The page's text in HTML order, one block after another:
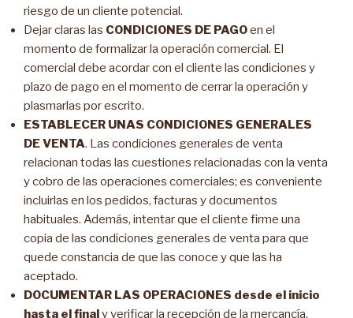
riesgo de un cliente potencial.
Dejar claras las CONDICIONES DE PAGOen el
momento de formalizar la operación comercial. El
comercial debe acordar con el cliente las condiciones y
plazo de pago en el momento de cerrar la operación y
plasmarlas por escrito.
ESTABLECER UNAS CONDICIONES GENERALES
DE VENTA. Las condiciones generales de venta
relacionan todas las cuestiones relacionadas con la venta
y cobro de las operaciones comerciales; es conveniente
incluirlas en los pedidos, facturas y documentos
habituales. Además, intentar que el cliente firme una
copia de las condiciones generales de venta para que
quede constancia de que las conoce y que las ha
aceptado.
DOCUMENTAR LAS OPERACIONES desde el inicio
hasta el finaly verificar la recepción de la mercancía.